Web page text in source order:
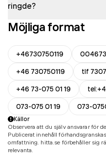
ringde?
Möjliga format
+46730750119
+46 730750119
tlf
+46 73-075 01 19
073-075 01 19
073-
Källor
Observera att du själv ansvarar för
Publicerat innehåll
omfattning. hitta.se förbehåller sig
relevanta.